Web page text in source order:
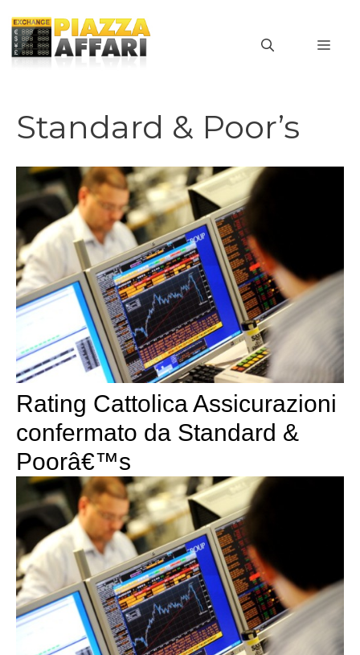
contenuto
Standard & Poor’s
Rating Cattolica Assicurazioni
confermato da Standard &
Poorâ€™s